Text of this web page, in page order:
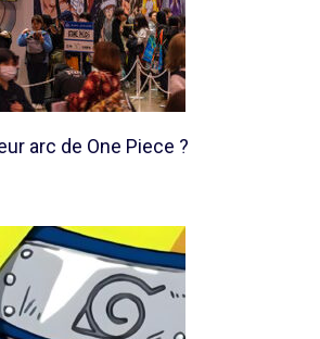
arc de One Piece ?